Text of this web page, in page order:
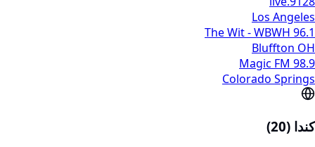
Los Angeles
96.1 The Wit - WBWH
Bluffton OH
98.9 Magic FM
Colorado Springs
كندا (20)